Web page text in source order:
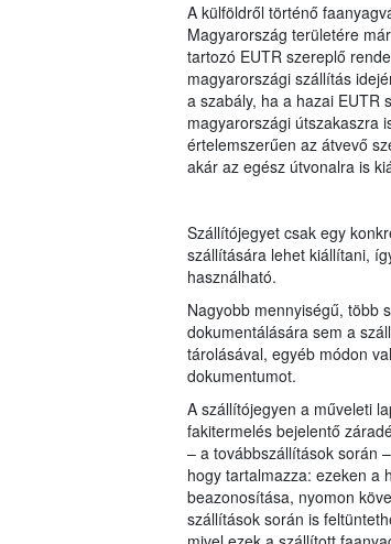
A külföldről történő
Magyarország területére
tartozó EUTR szereplő
magyarországi szállítás
a szabály, ha a hazai EUTR
magyarországi útszakaszra
értelemszerűen az átvevő
akár az egész útvonalra is
Szállítójegyet csak egy
szállítására lehet kiállítani,
használható.
Nagyobb mennyiségű, több
dokumentálására sem a
tárolásával, egyéb módon
dokumentumot.
A szállítójegyen a műveleti
fakitermelés bejelentő
– a továbbszállítások során
hogy tartalmazza: ezeken a
beazonosítása, nyomon
szállítások során is